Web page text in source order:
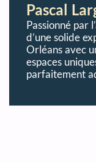
Pascal
Passionné par
d’une solide
Orléans avec
espaces
parfaitement